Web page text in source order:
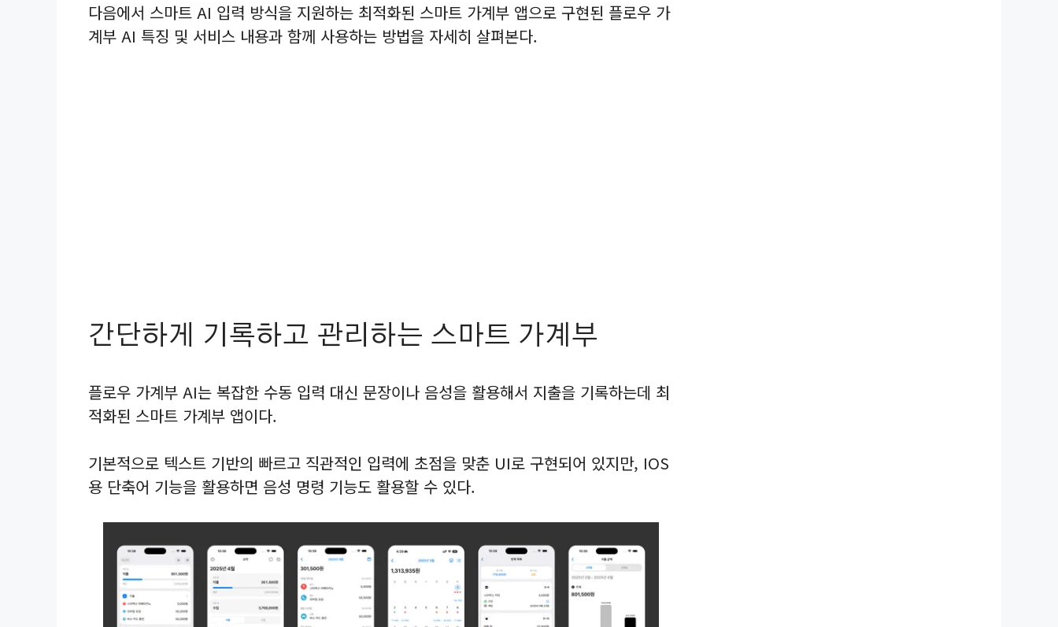
다음에서 스마트 AI 입력 방식을 지원하는 최적화된 스마트 가계부 앱으로 구현된 플로우 가
계부 AI 특징 및 서비스 내용과 함께 사용하는 방법을 자세히 살펴본다.
간단하게 기록하고 관리하는 스마트 가계부
플로우 가계부 AI는 복잡한 수동 입력 대신 문장이나 음성을 활용해서 지출을 기록하는데 최
적화된 스마트 가계부 앱이다.
기본적으로 텍스트 기반의 빠르고 직관적인 입력에 초점을 맞춘 UI로 구현되어 있지만, IOS
용 단축어 기능을 활용하면 음성 명령 기능도 활용할 수 있다.